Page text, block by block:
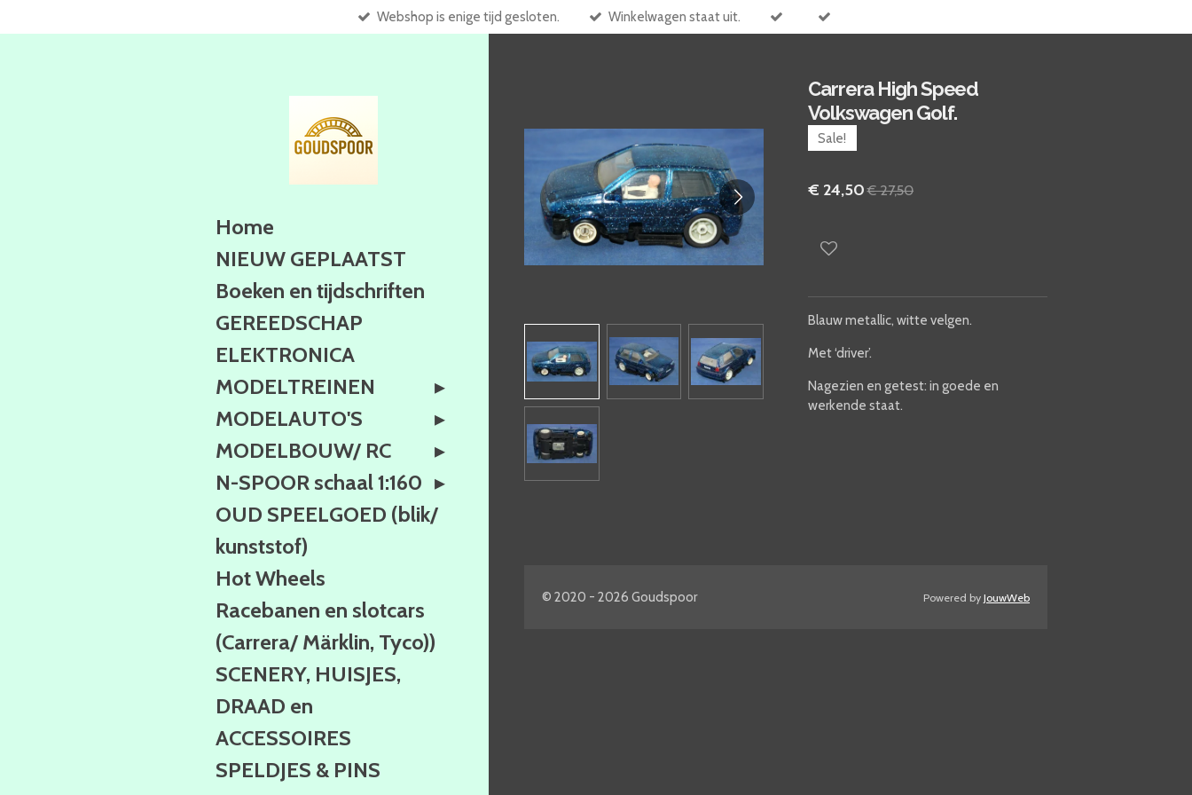
direct
Webshop is enige tijd gesloten. Winkelwagen staat uit.
Carrera High Speed
Volkswagen Golf.
Sale!
€ 24,50 € 27,50
Blauw metallic, witte velgen.
Met ‘driver’.
Nagezien en getest: in goede en
werkende staat.
© 2020 - 2026 Goudspoor Powered byJouwWeb
Home
NIEUW GEPLAATST
Boeken en tijdschriften
GEREEDSCHAP
ELEKTRONICA
MODELTREINEN
MODELAUTO'S
MODELBOUW/ RC
N-SPOOR schaal 1:160
OUD SPEELGOED (blik/
kunststof)
Hot Wheels
Racebanen en slotcars
(Carrera/ Märklin, Tyco))
SCENERY, HUISJES,
DRAAD en
ACCESSOIRES
SPELDJES & PINS